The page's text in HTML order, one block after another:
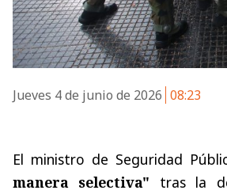
Jueves 4 de junio de 2026 08:23
El ministro de Seguridad
manera selectiva" tras la